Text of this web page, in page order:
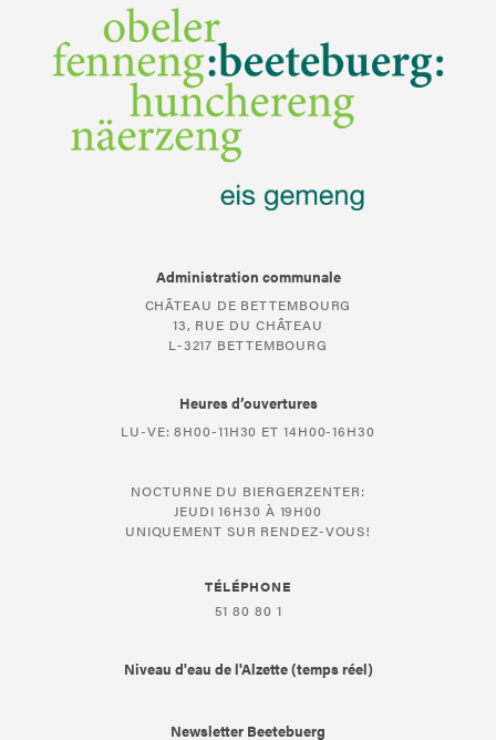
Administration communale
CHÂTEAU DE BETTEMBOURG
13, RUE DU CHÂTEAU
L-3217 BETTEMBOURG
Heures d’ouvertures
LU-VE: 8H00-11H30 ET 14H00-16H30
NOCTURNE DU BIERGERZENTER:
JEUDI 16H30 À 19H00
UNIQUEMENT SUR RENDEZ-VOUS!
TÉLÉPHONE
51 80 80 1
Niveau d'eau de l'Alzette (temps réel)
Newsletter Beetebuerg